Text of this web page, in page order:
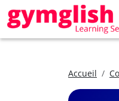
Accueil